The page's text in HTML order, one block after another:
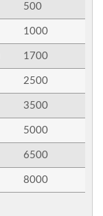
500
1000
1700
2500
3500
5000
6500
8000